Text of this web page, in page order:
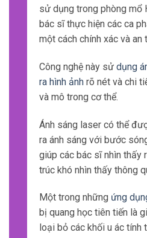
sử dụng trong phòng mổ
bác sĩ thực hiện các ca
một cách chính xác và an
Công nghệ này sử dụng
ra hình ảnh rõ nét và chi
và mô trong cơ thể.
Ánh sáng laser có thể
ra ánh sáng với bước
giúp các bác sĩ nhìn thấy
trúc khó nhìn thấy thông
Một trong những ứng
bị quang học tiên tiến là
loại bỏ các khối u ác tính